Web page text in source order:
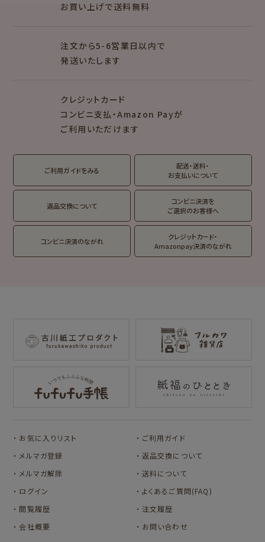
キャラクター別
MARUKO and
MONCHHICHI
サンリオキャラクタ
MOGUMOGU
HAMTAROU
イジ
オビワン カリタ
ーズ
おやつパーティ
ーズ
フルーツマーケット
翠 sui の商品を見る 結々 yuiyui の商品を見る
お買い上げで送料無料
注文から5-6営業日以内で
発送いたします
クレジットカード
コンビニ支払・Amazon Payが
ご利用いただけます
ご利用ガイドをみる
配送・送料・
お支払いについて
返品交換について
コンビニ決済を
ご選択のお客様へ
コンビニ決済のながれ
クレジットカード・
Amazonpay決済のながれ
お気に入りリスト
メルマガ登録
メルマガ解除
ログイン
ご利用ガイド
返品交換について
送料について
よくあるご質問(FAQ)
閲覧履歴
注文履歴
会社概要
お問い合わせ